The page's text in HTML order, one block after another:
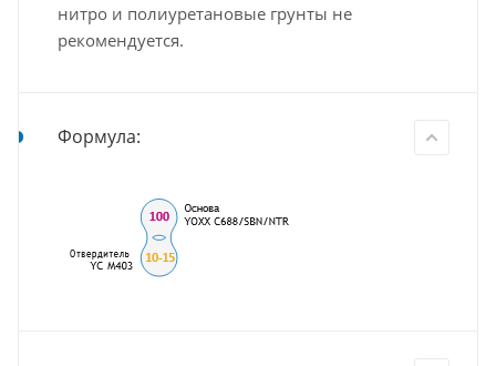
нитро и полиуретановые грунты не
рекомендуется.
Формула: